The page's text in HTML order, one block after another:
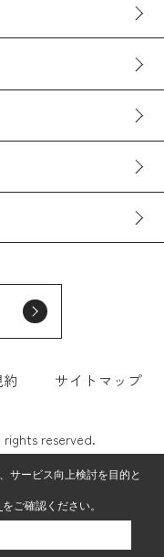
サイトマップ
rights reserved.
サービス向上検討を目的と
をご確認ください。